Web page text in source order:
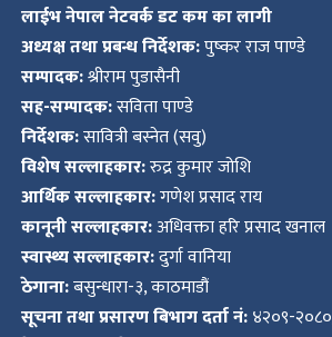
लाईभ नेपाल नेटवर्क डट कम का लागी
अध्यक्ष तथा प्रबन्ध निर्देशक:पुष्कर राज पाण्डे
सम्पादक:श्रीराम पुडासैनी
सह-सम्पादक:सविता पाण्डे
निर्देशक:सावित्री बस्नेत (सवु)
विशेष सल्लाहकार:रुद्र कुमार जोशि
आर्थिक सल्लाहकार:गणेश प्रसाद राय
कानूनी सल्लाहकार:अधिवक्ता हरि प्रसाद खनाल
स्वास्थ्य सल्लाहकार:दुर्गा वानिया
ठेगाना:बसुन्धारा-३, काठमाडौं
सूचना तथा प्रसारण बिभाग दर्ता नं:४२०९-